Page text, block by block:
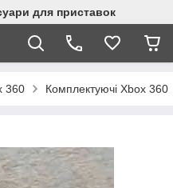
для приставок
360 Комплектуючі Xbox 360